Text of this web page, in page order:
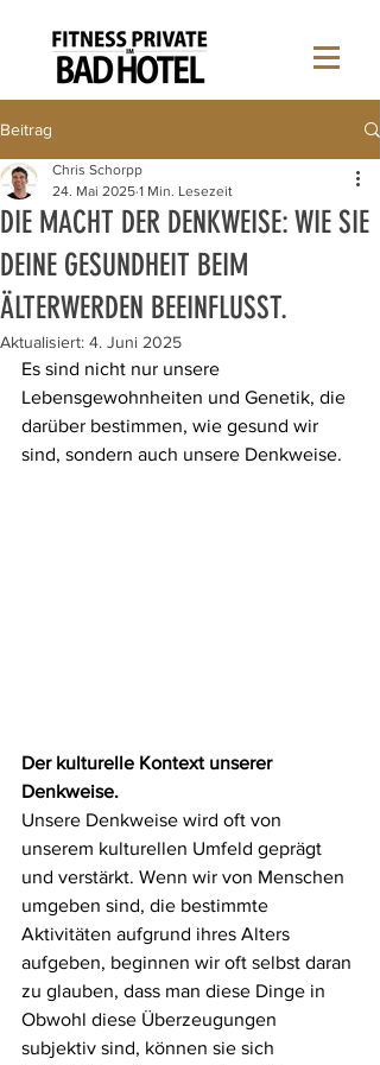
Beitrag
DIE MACHT DER DENKWEISE: WIE SIE
DEINE GESUNDHEIT BEIM
ÄLTERWERDEN BEEINFLUSST.
Chris Schorpp
24. Mai 2025 1 Min. Lesezeit
Aktualisiert: 4. Juni 2025
Es sind nicht nur unsere
Lebensgewohnheiten und Genetik, die
darüber bestimmen, wie gesund wir
sind, sondern auch unsere Denkweise.
Der kulturelle Kontext unserer
Denkweise.
Unsere Denkweise wird oft von
unserem kulturellen Umfeld geprägt
und verstärkt. Wenn wir von Menschen
umgeben sind, die bestimmte
Aktivitäten aufgrund ihres Alters
aufgeben, beginnen wir oft selbst daran
zu glauben, dass man diese Dinge in
Obwohl diese Überzeugungen
subjektiv sind, können sie sich